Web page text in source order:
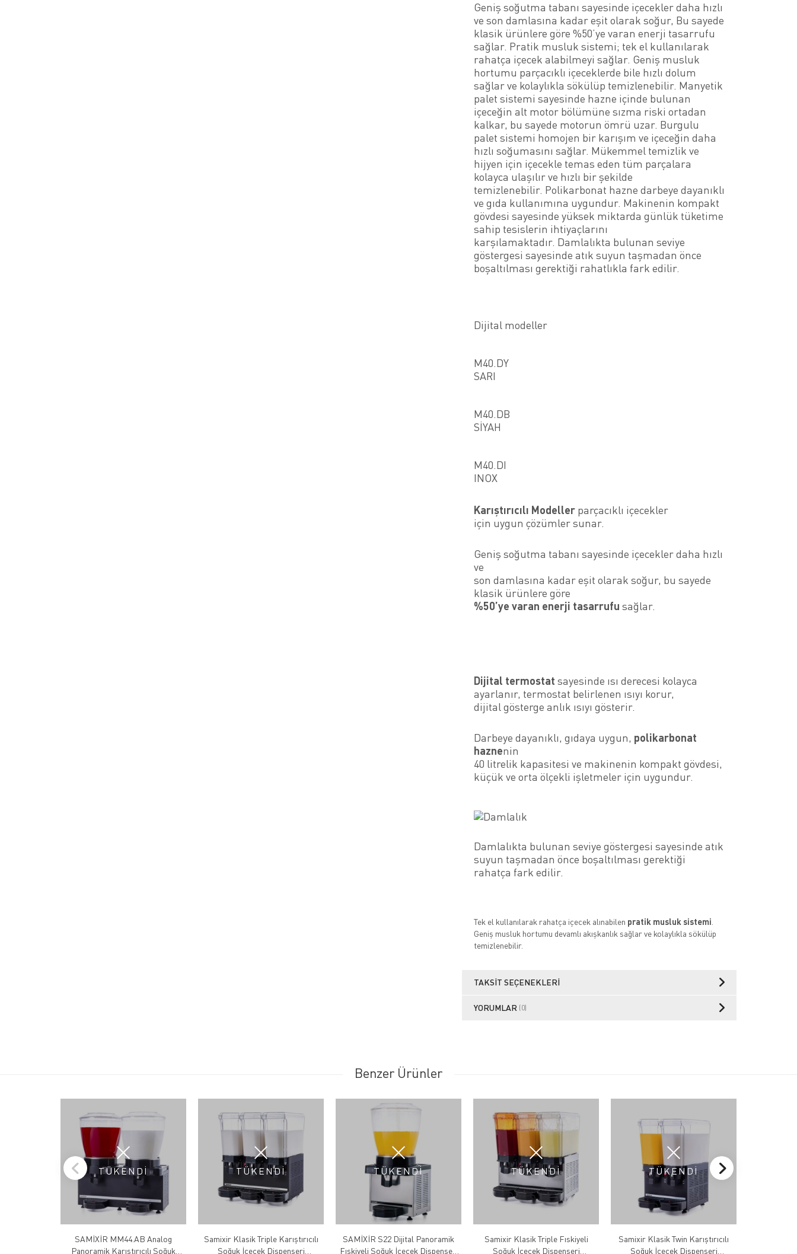
Geniş soğutma tabanı sayesinde içecekler daha hızlı
ve son damlasına kadar eşit olarak soğur, Bu sayede
klasik ürünlere göre %50’ye varan enerji tasarrufu
sağlar. Pratik musluk sistemi; tek el kullanılarak
rahatça içecek alabilmeyi sağlar. Geniş musluk
hortumu parçacıklı içeceklerde bile hızlı dolum
sağlar ve kolaylıkla sökülüp temizlenebilir. Manyetik
palet sistemi sayesinde hazne içinde bulunan
içeceğin alt motor bölümüne sızma riski ortadan
kalkar, bu sayede motorun ömrü uzar. Burgulu
palet sistemi homojen bir karışım ve içeceğin daha
hızlı soğumasını sağlar. Mükemmel temizlik ve
hijyen için içecekle temas eden tüm parçalara
kolayca ulaşılır ve hızlı bir şekilde
temizlenebilir. Polikarbonat hazne darbeye dayanıklı
ve gıda kullanımına uygundur. Makinenin kompakt
gövdesi sayesinde yüksek miktarda günlük tüketime
sahip tesislerin ihtiyaçlarını
karşılamaktadır. Damlalıkta bulunan seviye
göstergesi sayesinde atık suyun taşmadan önce
boşaltılması gerektiği rahatlıkla fark edilir.
Dijital modeller
M40.DY
SARI
M40.DB
SİYAH
M40.DI
INOX
Karıştırıcılı Modellerparçacıklı içecekler
için uygun çözümler sunar.
Geniş soğutma tabanı sayesinde içecekler daha hızlı
ve
son damlasına kadar eşit olarak soğur, bu sayede
klasik ürünlere göre
%50’ye varan enerji tasarrufu sağlar.
Dijital termostat sayesinde ısı derecesi kolayca
ayarlanır, termostat belirlenen ısıyı korur,
dijital gösterge anlık ısıyı gösterir.
Darbeye dayanıklı, gıdaya uygun, polikarbonat
haznenin
40 litrelik kapasitesi ve makinenin kompakt gövdesi,
küçük ve orta ölçekli işletmeler için uygundur.
Damlalıkta bulunan seviye göstergesi sayesinde atık
suyun taşmadan önce boşaltılması gerektiği
rahatça fark edilir.
Tek el kullanılarak rahatça içecek alınabilen pratik musluk sistemi
Geniş musluk hortumu devamlı akışkanlık sağlar ve kolaylıkla sökülüp
temizlenebilir.
TAKSIT SEÇENEKLERI
YORUMLAR (0)
Benzer Ürünler
TÜKENDİ
SAMİXİR MM44.AB Analog
Panoramik Karıştırıcılı Soğuk
TÜKENDİ
Samixir Klasik Triple Karıştırıcılı
Soğuk İçecek Dispenseri
TÜKENDİ
SAMİXİR S22 Dijital Panoramik
Fıskiyeli Soğuk İçecek Dispenseri
TÜKENDİ
Samixir Klasik Triple Fıskiyeli
Soğuk İçecek Dispenseri
TÜKENDİ
Samixir Klasik Twin Karıştırıcılı
Soğuk İçecek Dispenseri